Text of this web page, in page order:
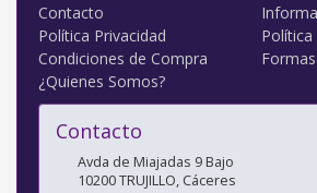
Contacto
Política Privacidad
Política
Condiciones de Compra
¿Quienes Somos?
Contacto
Avda de Miajadas 9 Bajo
10200TRUJILLO, Cáceres